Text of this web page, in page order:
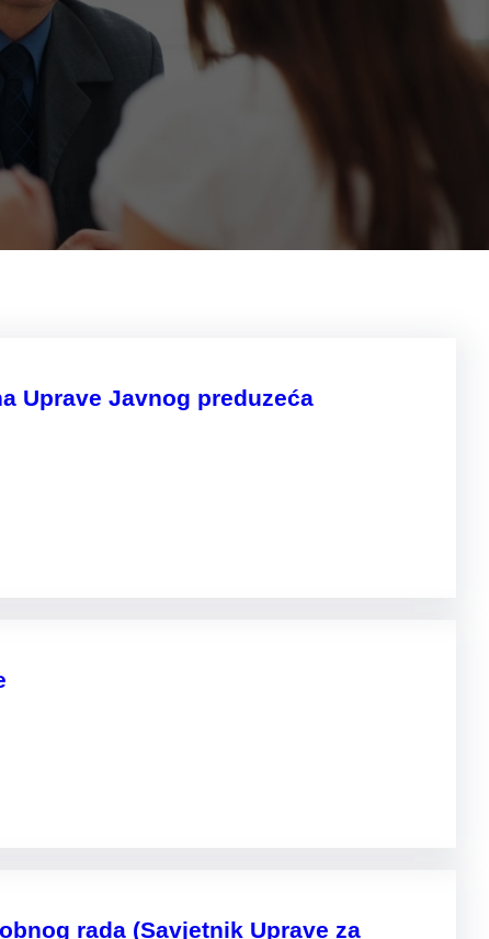
Uprave Javnog preduzeća
rada (Savjetnik Uprave za